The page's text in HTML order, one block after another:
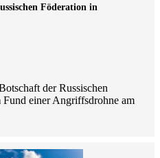
Föderation in
der Russischen
einer Angriffsdrohne am